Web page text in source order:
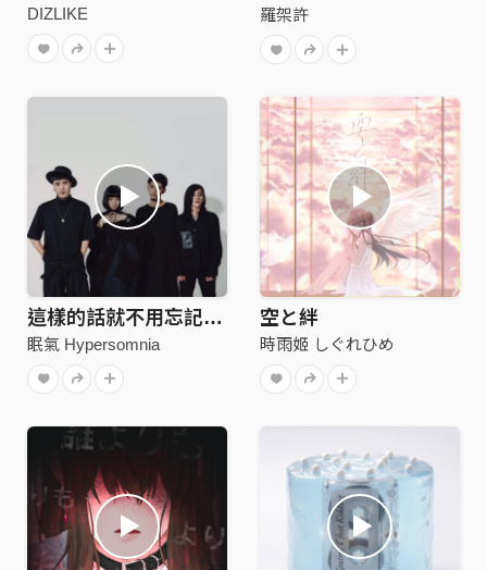
DIZLIKE 羅架許
這樣的話就不用忘記你了 Trailer
眠氣 Hypersomnia
空と絆
時雨姬 しぐれひめ